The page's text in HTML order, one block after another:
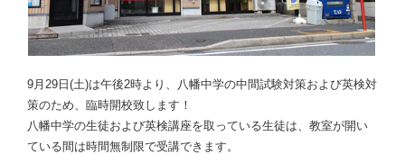
9月29日(土)は午後2時より、八幡中学の中間試験対策および英検対
策のため、臨時開校致します！
八幡中学の生徒および英検講座を取っている生徒は、教室が開い
ている間は時間無制限で受講できます。